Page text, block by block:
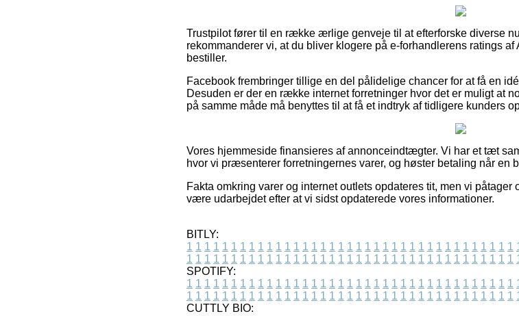
Trustpilot fører til en række ærlige genveje til at efterforske diverse
rekommanderer vi, at du bliver klogere på e-forhandlerens ratings
bestiller.
Facebook frembringer tillige en del pålidelige chancer for at få en
Desuden er der en række internet forretninger hvor det er muligt at
på samme måde må benyttes til at få et indtryk af tidligere kunders
Vores hjemmeside finansieres af annonceindtægter. Vi har et tæt
hvor vi præsenterer forretningernes varer, og høster betaling når en
Fakta omkring varer og internet outlets opdateres tit, men vi
være udarbejdet efter at vi sidst opdaterede vores informationer.
BITLY:
1 1 1 1 1 1 1 1 1 1 1 1 1 1 1 1 1 1 1 1 1 1 1 1 1 1 1 1 1 1 1 1 1 1 1 1 1
1 1 1 1 1 1 1 1 1 1 1 1 1 1 1 1 1 1 1 1 1 1 1 1 1 1 1 1 1 1 1 1 1 1 1 1 1
SPOTIFY:
1 1 1 1 1 1 1 1 1 1 1 1 1 1 1 1 1 1 1 1 1 1 1 1 1 1 1 1 1 1 1 1 1 1 1 1 1
1 1 1 1 1 1 1 1 1 1 1 1 1 1 1 1 1 1 1 1 1 1 1 1 1 1 1 1 1 1 1 1 1 1 1 1 1
CUTTLY BIO: